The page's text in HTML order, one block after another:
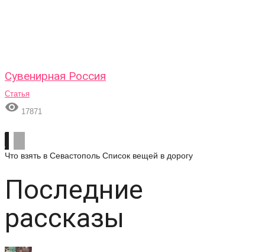
Сувенирная Россия
Статья
 17871
Что взять в Севастополь Список вещей в дорогу
Последние
рассказы